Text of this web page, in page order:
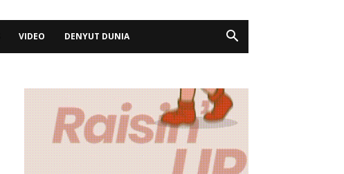
VIDEO DENYUT DUNIA